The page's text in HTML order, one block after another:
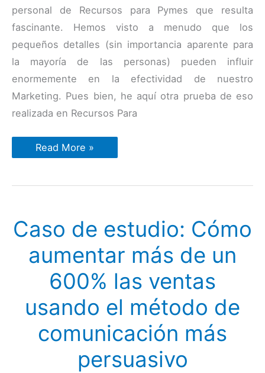
personal de Recursos para Pymes que resulta
fascinante. Hemos visto a menudo que los
pequeños detalles (sin importancia aparente para
la mayoría de las personas) pueden influir
enormemente en la efectividad de nuestro
Marketing. Pues bien, he aquí otra prueba de eso
realizada en Recursos Para
Caso
de
de
efectividad
en
un
anuncio
cambiando
color
Read More »
Caso de estudio: Cómo
aumentar más de un
600% las ventas
usando el método de
comunicación más
persuasivo